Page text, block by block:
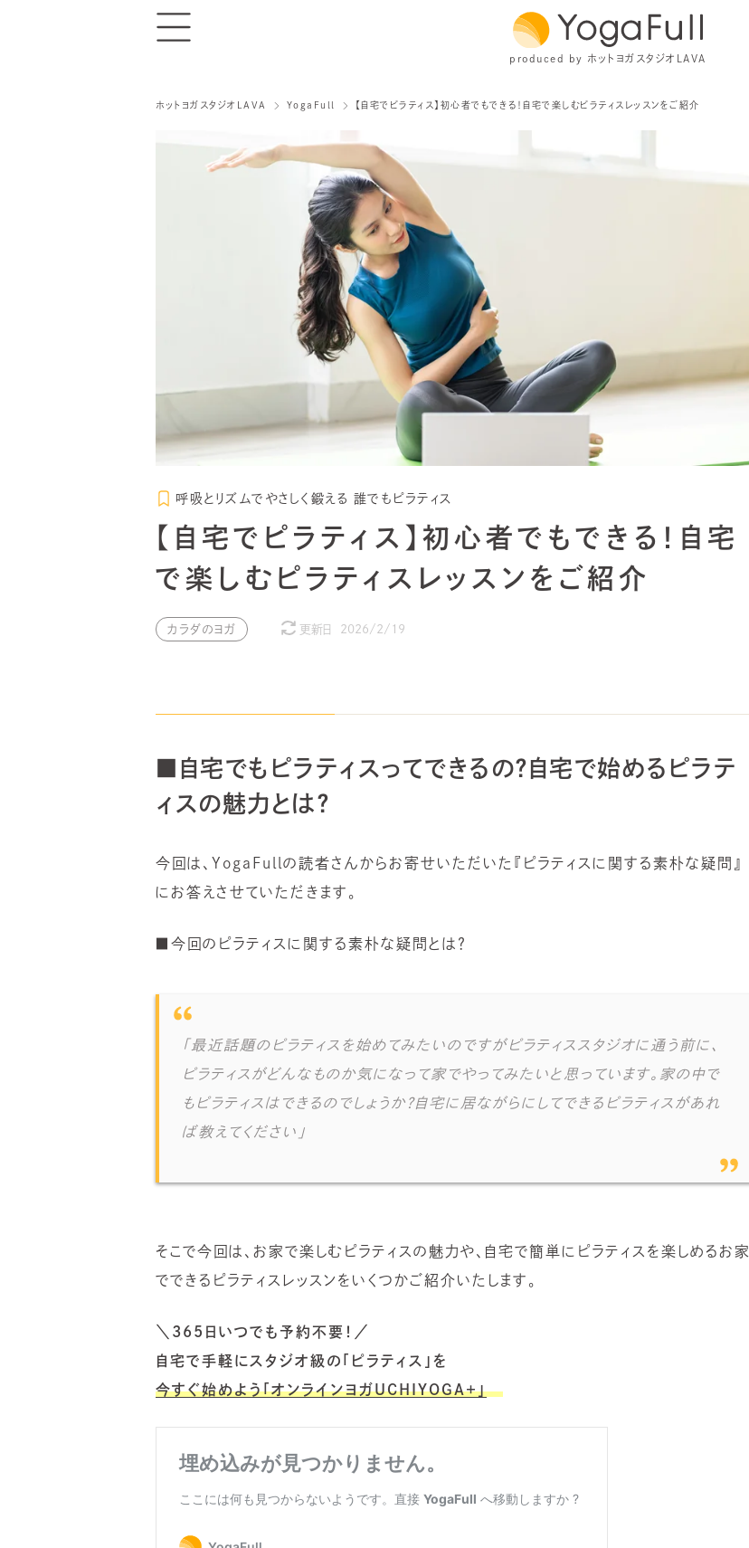
produced by ホットヨガスタジオLAVA
ホットヨガスタジオLAVA YogaFull 【自宅でピラティス】初心者でもできる！自宅で楽しむピラティスレッスンをご紹介
呼吸とリズムでやさしく鍛える 誰でもピラティス
【自宅でピラティス】初心者でもできる！自宅
で楽しむピラティスレッスンをご紹介
カラダのヨガ 更新日 2026/2/19
■自宅でもピラティスってできるの？自宅で始めるピラテ
ィスの魅力とは？
今回は、 YogaFull の読者さんからお寄せいただいた『ピラティスに関する素朴な疑問』
にお答えさせていただきます。
■今回のピラティスに関する素朴な疑問とは？
「最近話題のピラティスを始めてみたいのですがピラティススタジオに通う前に、
ピラティスがどんなものか気になって家でやってみたいと思っています。家の中で
もピラティスはできるのでしょうか？自宅に居ながらにしてできるピラティスがあれ
ば教えてください」
そこで今回は、お家で楽しむピラティスの魅力や、自宅で簡単にピラティスを楽しめるお家
でできるピラティスレッスンをいくつかご紹介いたします。
＼ 365 日いつでも予約不要！／
自宅で手軽にスタジオ級の「ピラティス」を
今すぐ始めよう「オンラインヨガUCHIYOGA+」